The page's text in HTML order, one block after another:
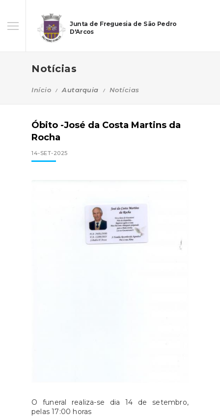
Junta de Freguesia de São Pedro
D'Arcos
Notícias
Início Autarquia Notícias
Óbito -José da Costa Martins da
Rocha
14-SET-2025
O funeral realiza-se dia 14 de setembro,
pelas 17:00 horas